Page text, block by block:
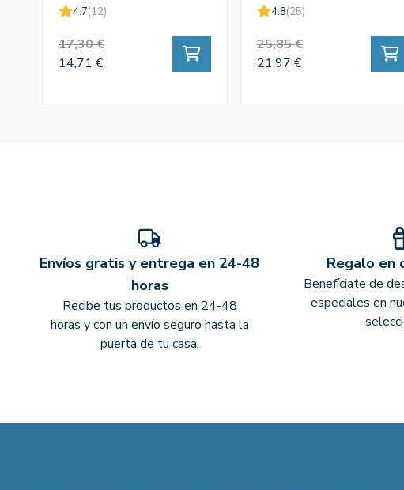
4.7(12)
17,30 €
14,71 €
4.8(25)
25,85 €
21,97 €
Envíos gratis y entrega en 24-48
horas
Recibe tus productos en 24-48
horas y con un envío seguro hasta la
puerta de tu casa.
Regalo en
Benefíciate de
especiales en